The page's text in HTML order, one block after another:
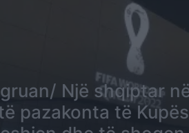
Një shqiptar
pazakonta të